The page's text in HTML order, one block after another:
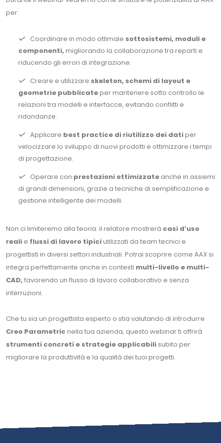
per:
Coordinare in modo ottimale sottosistemi, moduli e
componenti, migliorando la collaborazione tra reparti e
riducendo gli errori di integrazione.
Creare e utilizzare skeleton, schemi di layout e
geometrie pubblicateper mantenere sotto controllo le
relazioni tra modelli e interfacce, evitando conflitti e
ridondanze.
Applicare best practice di riutilizzo dei datiper
velocizzare lo sviluppo di nuovi prodotti e ottimizzare i tempi
di progettazione.
Operare con prestazioni ottimizzate anche in assiemi
di grandi dimensioni, grazie a tecniche di semplificazione e
gestione intelligente dei modelli.
Non ci limiteremo alla teoria: il relatore mostrerà casi d’uso
reali e flussi di lavoro tipiciutilizzati da team tecnici e
progettisti in diversi settori industriali. Potrai scoprire come AAX si
integra perfettamente anche in contesti multi-livello e multi-
CAD, favorendo un flusso di lavoro collaborativo e senza
interruzioni.
Che tu sia un progettista esperto o stia valutando di introdurre
Creo Parametric nella tua azienda, questo webinar ti offrirà
strumenti concreti e strategie applicabili subito per
migliorare la produttività e la qualità dei tuoi progetti.